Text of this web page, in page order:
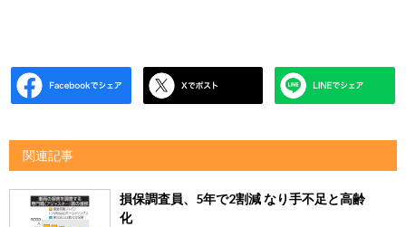
関連記事
損保調査員、5年で2割減 なり手不足と高齢
化